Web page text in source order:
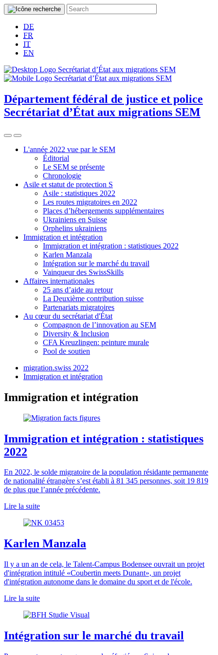
DE
FR
IT
EN
Département fédéral de justice et police
Secrétariat d’État aux migrations SEM
L'année 2022 vue par le SEM
Éditorial
Le SEM se présente
Chronologie
Asile et statut de protection S
Asile : statistiques 2022
Les routes migratoires en 2022
Places d’hébergements supplémentaires
Ukrainiens en Suisse
Orphelins ukrainiens
Immigration et intégration
Immigration et intégration : statistiques 2022
Karlen Manzala
Intégration sur le marché du travail
Vainqueur des SwissSkills
Affaires internationales
25 ans d’aide au retour
La Deuxième contribution suisse
Partenariats migratoires
Au cœur du secrétariat d'État
Compagnon de l’innovation au SEM
Diversity & Inclusion
CFA Kreuzlingen: peinture murale
Pool de soutien
migration.swiss 2022
Immigration et intégration
Immigration et intégration
Immigration et intégration : statistiques
2022
En 2022, le solde migratoire de la population résidante permanente
de nationalité étrangère s’est établi à 81 345 personnes, soit 19 819
de plus que l’année précédente.
Lire la suite
Karlen Manzala
Il y a un an de cela, le Talent-Campus Bodensee ouvrait un projet
d'intégration intitulé «Coubertin meets Dunant», un projet
d'intégration autonome dans le domaine du sport et de l'école.
Lire la suite
Intégration sur le marché du travail